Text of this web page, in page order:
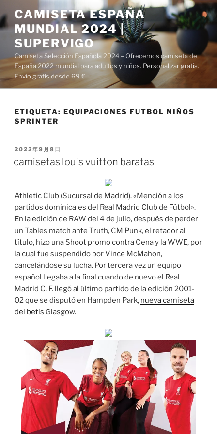
al
contenido
CAMISETA ESPAÑA
MUNDIAL 2024 |
SUPERVIGO
Camiseta Selección Española 2024 – Ofrecemos camiseta de
España 2022 mundial para adultos y niños. Personalizar gratis.
Envío gratis desde 69 €.
ETIQUETA: EQUIPACIONES FUTBOL NIÑOS
SPRINTER
PUBLICADO
2022年9月8日
camisetas louis vuitton baratas
Athletic Club (Sucursal de Madrid). «Mención a los
partidos dominicales del Real Madrid Club de Fútbol».
En la edición de RAW del 4 de julio, después de perder
un Tables match ante Truth, CM Punk, el retador al
título, hizo una Shoot promo contra Cena y la WWE, por
la cual fue suspendido por Vince McMahon,
cancelándose su lucha. Por tercera vez un equipo
español llegaba a la final cuando de nuevo el Real
Madrid C. F. llegó al último partido de la edición 2001-
02 que se disputó en Hampden Park, nueva camiseta
del betis Glasgow.